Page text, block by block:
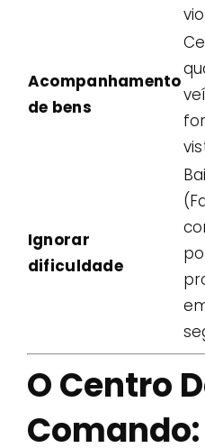
Acompanhamento
de bens
Ignorar
dificuldade
O Centro
Comando: